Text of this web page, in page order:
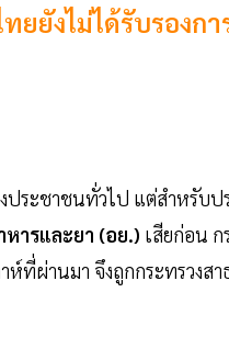
ยยังไม่ได้รับรองก
งประชาชนทั่วไป แต่สำหรับ
ารและยา (อย.) เสียก่อน
ห์ที่ผ่านมา จึงถูกกระทรวงส